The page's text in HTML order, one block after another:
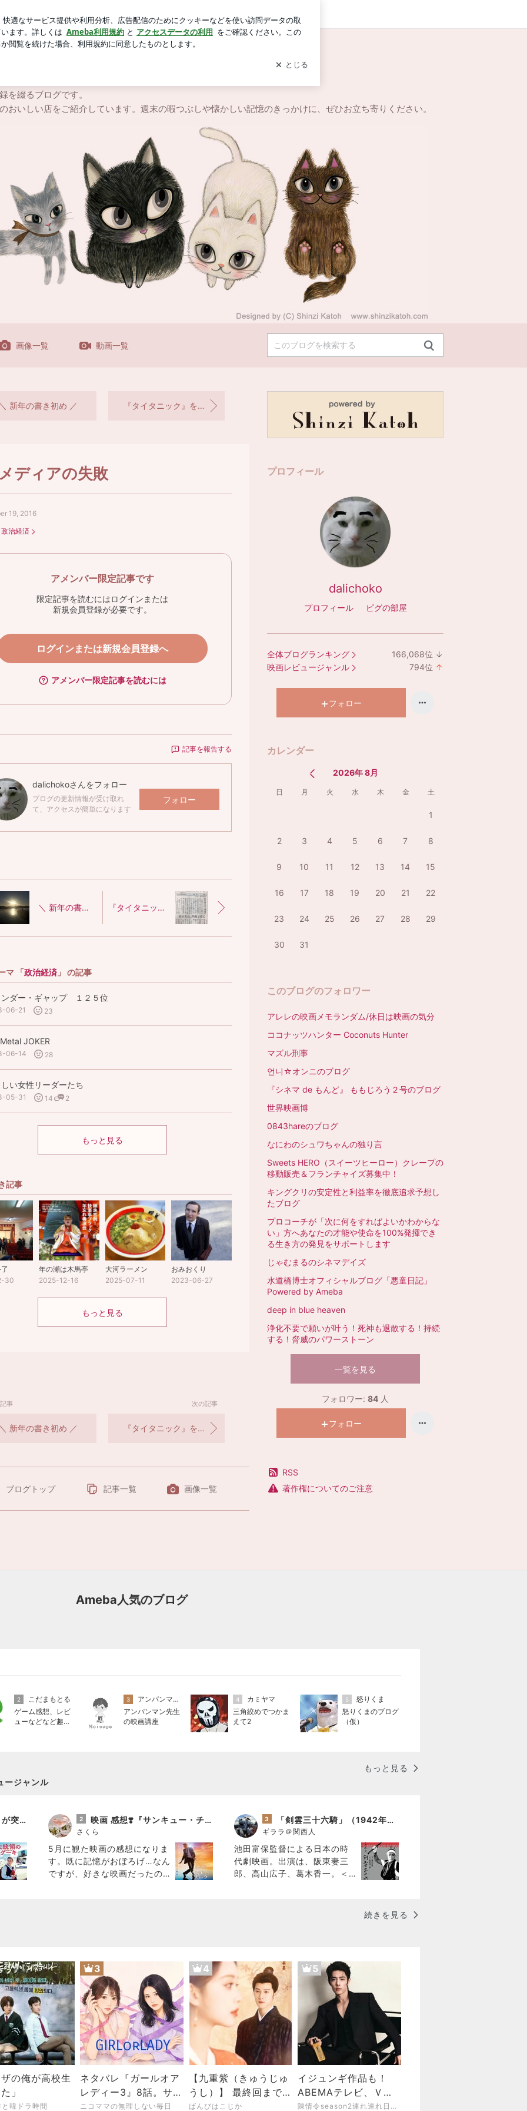
ログイン
を綴るブログです。
おいしい店をご紹介しています。週末の暇つぶしや懐かしい記憶のきっかけに、ぜひお立ち寄りください。
画像一覧 動画一覧
新年の書き初め ／ 『タイタニック』を超えろ
ディアの失敗
19, 2016
政治経済
アメンバー限定記事です
限定記事を読むにはログインまたは
新規会員登録が必要です。
ログインまたは新規会員登録へ
アメンバー限定記事を読むには
記事を報告する
dalichokoさんをフォロー
ブログの更新情報が受け取れ
て、アクセスが簡単になります
フォロー
＼ 新年の書き初め ／ 『タイタニック』を超えろ
マ 「政治経済 」 の記事
ンダー・ギャップ １２５位
06-21 23
JOKER
06-14 28
い女性リーダーたち
05-31 14 2
もっと見る
記事
30
年の瀬は木馬亭
2025-12-16
大河ラーメン
2025-07-11
おみおくり
2023-06-27
もっと見る
事
新年の書き初め ／
次の記事
『タイタニック』を超えろ
ブログトップ 記事一覧 画像一覧
プロフィール
dalichoko
プロフィール ピグの部屋
全体ブログランキング 166,068位 ↓
映画レビュージャンル 794位 ↑
フォロー
カレンダー
2026年 8月
日 月 火 水 木 金 土
1
2 3 4 5 6 7 8
9 10 11 12 13 14 15
16 17 18 19 20 21 22
23 24 25 26 27 28 29
30 31
このブログのフォロワー
アレレの映画メモランダム/休日は映画の気分
ココナッツハンター Coconuts Hunter
マズル刑事
언니☆オンニのブログ
『シネマ de もんど』 ももじろう２号のブログ
世界映画博
0843hareのブログ
なにわのシュワちゃんの独り言
Sweets HERO（スイーツヒーロー）クレープの
移動販売＆フランチャイズ募集中！
キングクリの安定性と利益率を徹底追求予想し
たブログ
プロコーチが「次に何をすればよいかわからな
い」方へあなたの才能や使命を100%発揮でき
る生き方の発見をサポートします
じゃむまるのシネマデイズ
水道橋博士オフィシャルブログ「悪童日記」
Powered by Ameba
deep in blue heaven
浄化不要で願いが叶う！死神も退散する！持続
する！脅威のパワーストーン
一覧を見る
フォロワー: 84 人
フォロー
RSS
著作権についてのご注意
Ameba人気のブログ
2
こだまもとる
ゲーム感想、レビ
ューなどなど趣味
3
アンパンマン先生の映画講座
アンパンマン先生
の映画講座
4
カミヤマ
三角絞めでつかま
えて2
5
怒りくま
怒りくまのブログ
（仮）
もっと見る
ージャンル
映画『大統領のケーキ』が突きつける「日常の狂気」と涙のラスト 2 映画 感想❣️『サンキュー・チャック』
さくら
5月に観た映画の感想になりま
す。既に記憶がおぼろげ…なん
ですが、好きな映画だったの
3 「剣雲三十六騎」（1942年作品）感想
ギララ＠関西人
池田富保監督による日本の時
代劇映画。出演は、阪東妻三
郎、高山広子、葛木香一。＜
続きを見る
の俺が高校生
」
韓ドラ時間
3
ネタバレ『ガールオア
レディー3』8話。サヨ
ナラオダミユ。レイに
ニコママの無理しない毎日
4
【九重紫（きゅうじゅ
うし）】 最終回まで観
た 〜閉塞感が開放され
ばんびはこじか
5
イジュンギ作品も！
ABEMAテレビ、Ｖの
ファランが十位以内 陳情令season2連れ連れ日記 シャオジャン